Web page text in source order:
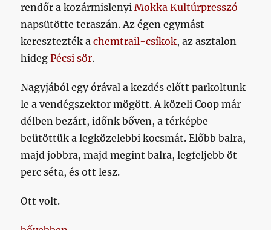
rendőr a kozármislenyiMokka Kultúrpresszó
napsütötte teraszán. Az égen egymást
keresztezték achemtrail-csíkok, az asztalon
hidegPécsi sör.
Nagyjából egy órával a kezdés előtt parkoltunk
le a vendégszektor mögött. A közeli Coop már
délben bezárt, időnk bőven, a térképbe
beütöttük a legközelebbi kocsmát. Előbb balra,
majd jobbra, majd megint balra, legfeljebb öt
perc séta, és ott lesz.
Ott volt.